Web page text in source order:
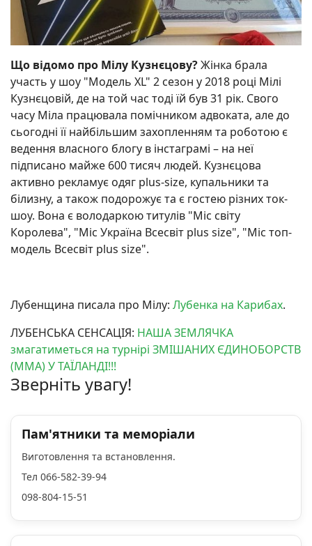
Що відомо про Мілу Кузнєцову?Жінка брала
участь у шоу "Модель XL" 2 сезон у 2018 році Мілі
Кузнєцовій, де на той час тоді їй був 31 рік. Свого
часу Міла працювала помічником адвоката, але до
сьогодні її найбільшим захопленням та роботою є
ведення власного блогу в інстаграмі – на неї
підписано майже 600 тисяч людей. Кузнєцова
активно рекламує одяг plus-size, купальники та
білизну, а також подорожує та є гостею різних ток-
шоу. Вона є володаркою титулів "Міс світу
Королева", "Міс Україна Всесвіт plus size", "Міс топ-
модель Всесвіт plus size".
Лубенщина писала про Мілу: Лубенка на Карибах.
ЛУБЕНСЬКА СЕНСАЦІЯ: НАША ЗЕМЛЯЧКА
змагатиметься на турнірі ЗМІШАНИХ ЄДИНОБОРСТВ
(ММА) У ТАЇЛАНДІ!!!
Зверніть увагу!
Пам'ятники та меморіали
Виготовлення та встановлення.
Тел 066-582-39-94
098-804-15-51